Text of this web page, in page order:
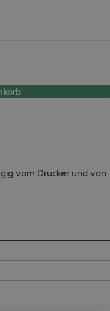
vom Drucker und von
zur Teilnahme am